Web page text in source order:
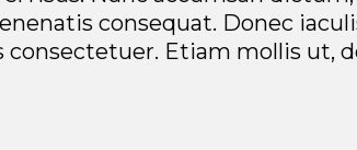
consequat. Donec
Etiam mollis ut,